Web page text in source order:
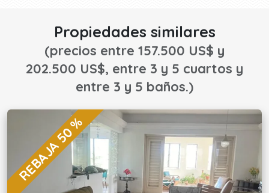
Propiedades similares
(precios entre 157.500 US$ y
202.500 US$, entre 3 y 5 cuartos y
entre 3 y 5 baños.)
REBAJA 50 %